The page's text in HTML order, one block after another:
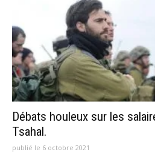
Débats houleux sur les
Tsahal.
publié le 6 octobre 2021